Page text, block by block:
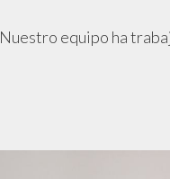
Nuestro equipo ha